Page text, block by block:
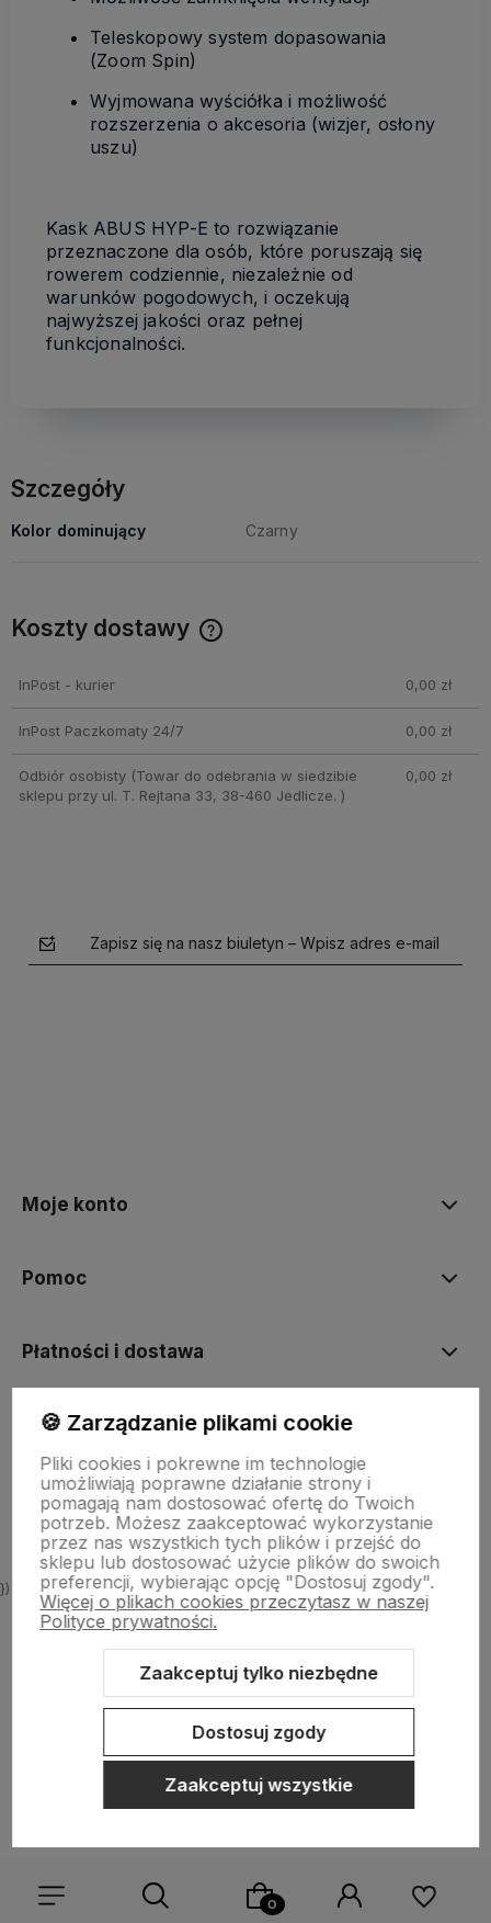
Teleskopowy system dopasowania
(Zoom Spin)
Wyjmowana wyściółka i możliwość
rozszerzenia o akcesoria (wizjer, osłony
uszu)
Kask ABUS HYP-E to rozwiązanie
przeznaczone dla osób, które poruszają się
rowerem codziennie, niezależnie od
warunków pogodowych, i oczekują
najwyższej jakości oraz pełnej
funkcjonalności.
Szczegóły
Kolor dominujący Czarny
Koszty dostawy
InPost - kurier 0,00 zł
InPost Paczkomaty 24/7 0,00 zł
Odbiór osobisty(Towar do odebrania w siedzibie
sklepu przy ul. T. Rejtana 33, 38-460 Jedlicze. )
0,00 zł
Zapisz się na nasz biuletyn – Wpisz adres e-mail
Moje konto
Pomoc
Płatności i dostawa
Informacje
O nas
})
Sklep internetowy Shoper.pl Szablon Shoper Modern 3.0™
🍪 Zarządzanie plikami cookie
Pliki cookies i pokrewne im technologie
umożliwiają poprawne działanie strony i
pomagają nam dostosować ofertę do Twoich
potrzeb. Możesz zaakceptować wykorzystanie
przez nas wszystkich tych plików i przejść do
sklepu lub dostosować użycie plików do swoich
preferencji, wybierając opcję "Dostosuj zgody".
Więcej o plikach cookies przeczytasz w naszej
Polityce prywatności.
Zaakceptuj tylko niezbędne
Dostosuj zgody
Zaakceptuj wszystkie